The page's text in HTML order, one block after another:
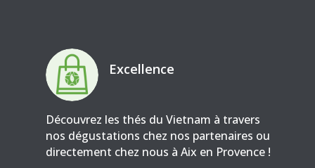
Excellence
Découvrez les thés du Vietnam à travers
nos dégustations chez nos partenaires ou
directement chez nous à Aix en Provence !